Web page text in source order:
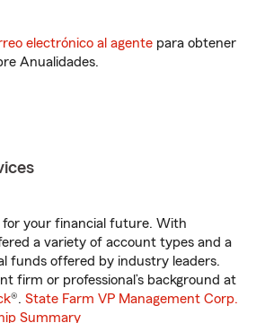
electrónico al agente para obtener
Anualidades.
for your financial future. With
a variety of account types and a
funds offered by industry leaders.
firm or professional’s background at
®. State Farm VP Management Corp.
Summary